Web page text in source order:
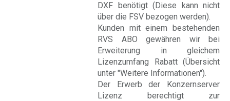
DXF benötigt (Diese kann nicht
über die FSV bezogen werden).
Kunden mit einem bestehenden
RVS ABO gewähren wir bei
Erweiterung in gleichem
Lizenzumfang Rabatt (Übersicht
unter "Weitere Informationen").
Der Erwerb der Konzernserver
Lizenz berechtigt zur